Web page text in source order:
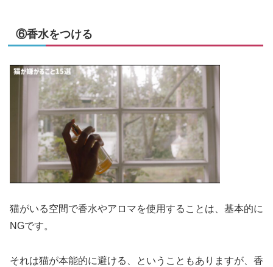
⑥香水をつける
猫がいる空間で香水やアロマを使用することは、基本的に
NGです。
それは猫が本能的に避ける、ということもありますが、香